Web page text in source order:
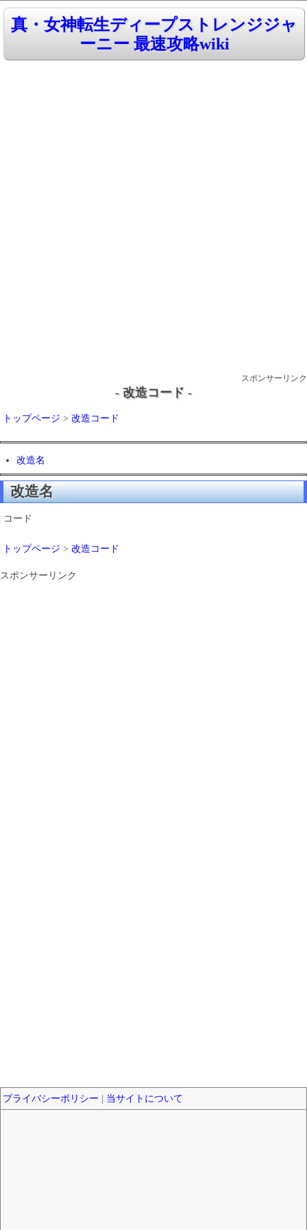
真・女神転生ディープストレンジジャ
ーニー 最速攻略wiki
スポンサーリンク
- 改造コード -
トップページ > 改造コード
改造名
改造名
コード
トップページ > 改造コード
スポンサーリンク
プライバシーポリシー 当サイトについて